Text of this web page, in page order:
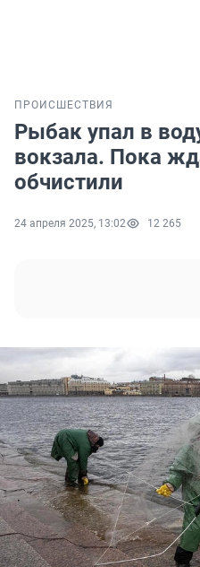
ПРОИСШЕСТВИЯ
Рыбак упал в
вокзала. Пока
обчистили
24 апреля 2025, 13:02 12 265